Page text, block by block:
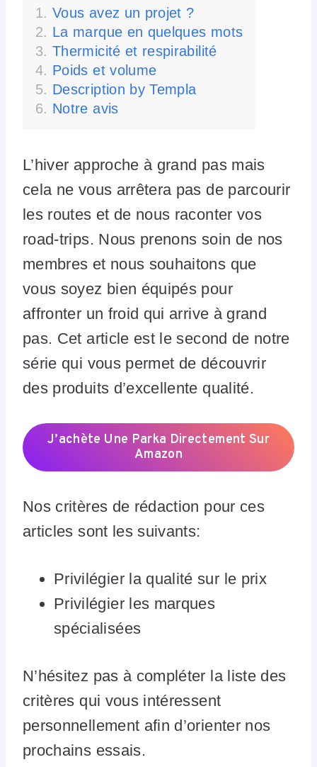
Vous avez un projet ?
La marque en quelques mots
Thermicité et respirabilité
Poids et volume
Description by Templa
Notre avis
L’hiver approche à grand pas mais
cela ne vous arrêtera pas de parcourir
les routes et de nous raconter vos
road-trips. Nous prenons soin de nos
membres et nous souhaitons que
vous soyez bien équipés pour
affronter un froid qui arrive à grand
pas. Cet article est le second de notre
série qui vous permet de découvrir
des produits d’excellente qualité.
J’achète Une Parka Directement Sur
Amazon
Nos critères de rédaction pour ces
articles sont les suivants:
Privilégier la qualité sur le prix
Privilégier les marques
spécialisées
N’hésitez pas à compléter la liste des
critères qui vous intéressent
personnellement afin d’orienter nos
prochains essais.